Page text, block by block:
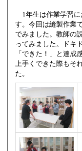
1年生は作業学習に
す。今回は縫製作業
でみました。教師の
ってみました。ドキ
「できた！」と達
上手くできた際もそ
た。